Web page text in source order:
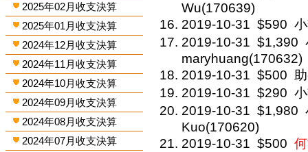
2025年02月收支決算
2025年01月收支決算
2024年12月收支決算
2024年11月收支決算
2024年10月收支決算
2024年09月收支決算
2024年08月收支決算
2024年07月收支決算
Wu(170639)
2019-10-31 $590
2019-10-31 $1,390
maryhuang(170632)
2019-10-31 $500
2019-10-31 $290
2019-10-31 $1,980
Kuo(170620)
2019-10-31 $500